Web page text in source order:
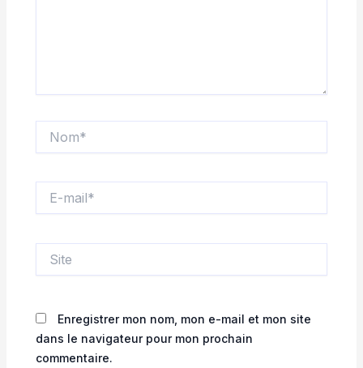
mail*
Enregistrer mon nom, mon e-mail et mon site
dans le navigateur pour mon prochain
commentaire.